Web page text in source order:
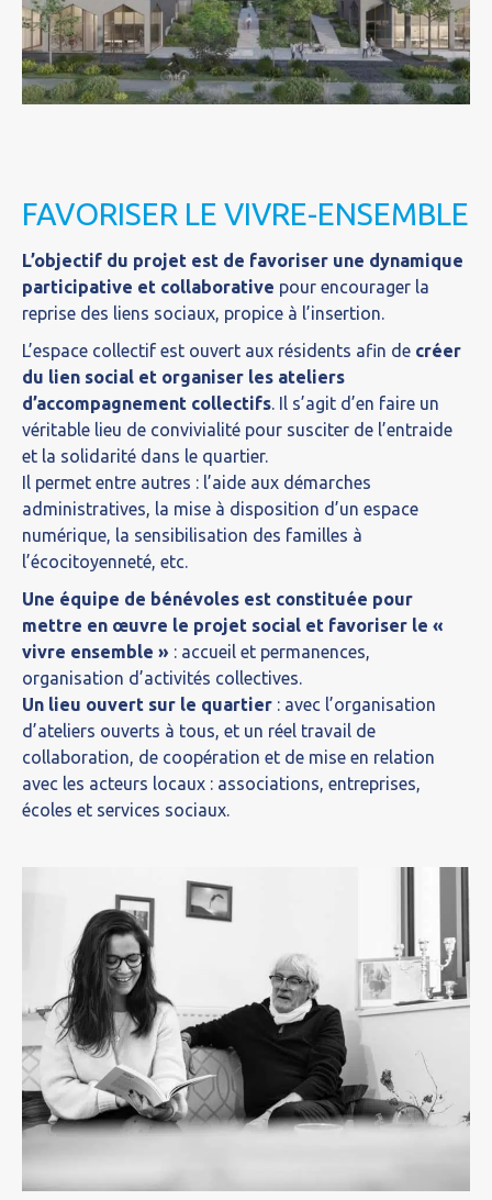
FAVORISER LE VIVRE-ENSEMBLE
L’objectif du projet est de favoriser une dynamique
participative et collaborative pour encourager la
reprise des liens sociaux, propice à l’insertion.
L’espace collectif est ouvert aux résidents afin de créer
du lien social et organiser les ateliers
d’accompagnement collectifs. Il s’agit d’en faire un
véritable lieu de convivialité pour susciter de l’entraide
et la solidarité dans le quartier.
Il permet entre autres : l’aide aux démarches
administratives, la mise à disposition d’un espace
numérique, la sensibilisation des familles à
l’écocitoyenneté, etc.
Une équipe de bénévoles est constituée pour
mettre en œuvre le projet social et favoriser le «
vivre ensemble » : accueil et permanences,
organisation d’activités collectives.
Un lieu ouvert sur le quartier : avec l’organisation
d’ateliers ouverts à tous, et un réel travail de
collaboration, de coopération et de mise en relation
avec les acteurs locaux : associations, entreprises,
écoles et services sociaux.